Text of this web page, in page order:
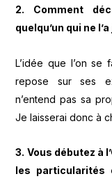
2. Comment
quelqu’un qui ne
L’idée que l’on se
repose sur ses
n’entend pas sa
Je laisserai donc à
3. Vous débutez à
les particularités